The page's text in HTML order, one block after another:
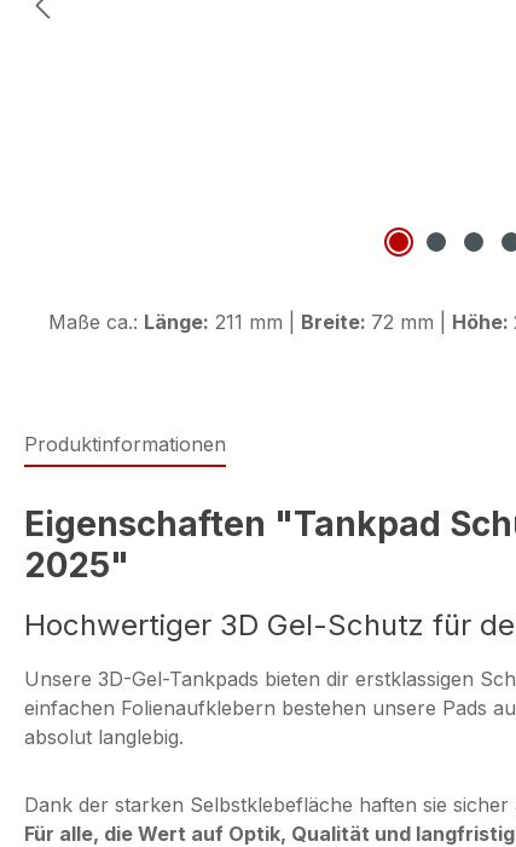
Maße ca.: Länge: 211 mm | Breite: 72 mm | Höhe:
Produktinformationen
Eigenschaften "Tankpad
2025"
Hochwertiger 3D Gel-Schutz für
Unsere 3D-Gel-Tankpads bieten dir erstklassigen
einfachen Folienaufklebern bestehen unsere Pads
absolut langlebig.
Dank der starken Selbstklebefläche haften sie
Für alle, die Wert auf Optik, Qualität und